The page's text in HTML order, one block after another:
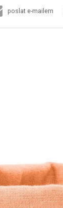
poslat e-mailem